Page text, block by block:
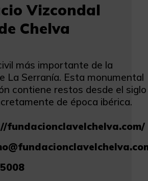
Vizcondal
Chelva
más importante de la
La Serranía. Esta monumental
contiene restos desde el siglo
de época ibérica.
fundacionclavelchelva.com/